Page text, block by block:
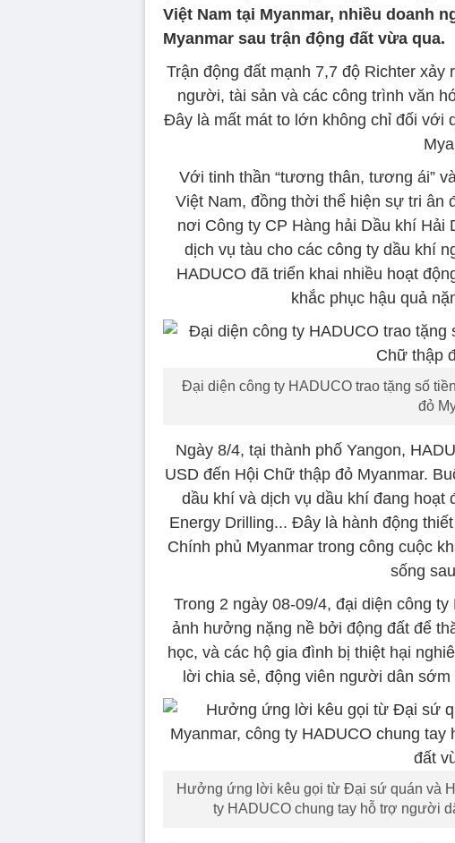
Việt Nam tại Myanmar, nhiều doanh
Myanmar sau trận động đất vừa qua.
Trận động đất mạnh 7,7 độ Richter
người, tài sản và các công trình văn
Đây là mất mát to lớn không chỉ đối với
Với tinh thần “tương thân, tương ái”
Việt Nam, đồng thời thể hiện sự tri ân
nơi Công ty CP Hàng hải Dầu khí
dịch vụ tàu cho các công ty dầu khí
HADUCO đã triển khai nhiều hoạt
khắc phục hậu quả
Đại diện công ty HADUCO trao tặng số
đỏ
Ngày 8/4, tại thành phố Yangon,
USD đến Hội Chữ thập đỏ Myanmar.
dầu khí và dịch vụ dầu khí đang hoạt
Energy Drilling... Đây là hành động
Chính phủ Myanmar trong công cuộc
sống
Trong 2 ngày 08-09/4, đại diện công
ảnh hưởng nặng nề bởi động đất để
học, và các hộ gia đình bị thiệt hại
lời chia sẻ, động viên người dân
Hưởng ứng lời kêu gọi từ Đại sứ quán và
ty HADUCO chung tay hỗ trợ người